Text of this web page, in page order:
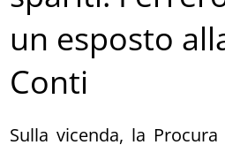
un esposto
Conti
Sulla vicenda, la